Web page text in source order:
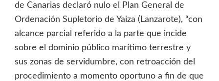
de Canarias declaró nulo el Plan General de
Ordenación Supletorio de Yaiza (Lanzarote), “con
alcance parcial referido a la parte que incide
sobre el dominio público marítimo terrestre y
sus zonas de servidumbre, con retroacción del
procedimiento a momento oportuno a ﬁn de que